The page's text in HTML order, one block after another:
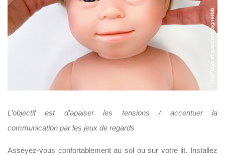
L’objectif est d’apaiser les tensions / accentuer la
communication par les jeux de regards
Asseyez-vous confortablement au sol ou sur votre lit. Installez